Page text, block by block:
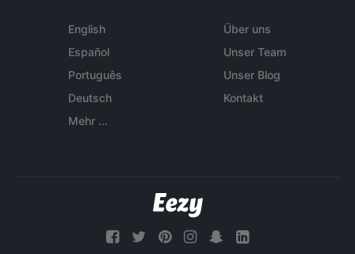
English
Español
Português
Deutsch
Mehr ...
Über uns
Unser Team
Unser Blog
Kontakt